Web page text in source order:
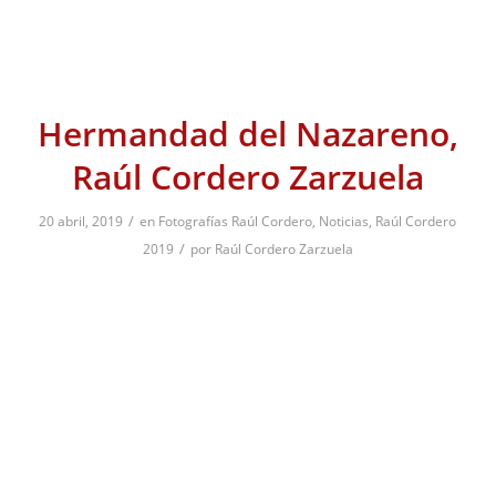
Hermandad del Nazareno,
Raúl Cordero Zarzuela
20 abril, 2019 / en Fotografías Raúl Cordero, Noticias, Raúl Cordero
2019 / por Raúl Cordero Zarzuela